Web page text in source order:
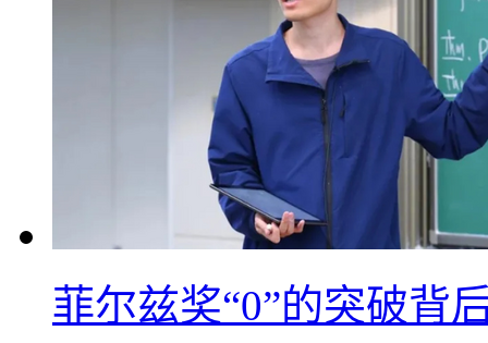
菲尔兹奖“0”的突破背